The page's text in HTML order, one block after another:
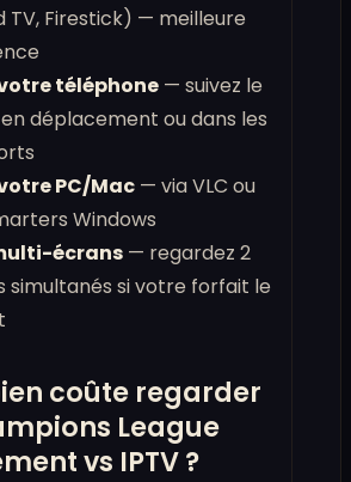
TV, Firestick) — meilleure
téléphone — suivez le
déplacement ou dans les
PC/Mac — via VLC ou
Windows
écrans — regardez 2
simultanés si votre forfait le
coûte regarder
League
vs IPTV ?